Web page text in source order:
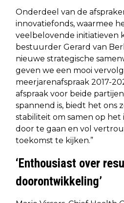
Onderdeel van de
innovatiefonds, waarmee
veelbelovende initiatieven
bestuurder Gerard van
nieuwe strategische
geven we een mooi
meerjarenafspraak 2017-
afspraak voor beide
spannend is, biedt het ons
stabiliteit om samen op het
door te gaan en vol
toekomst te kijken.”
‘Enthousiast over
doorontwikkeling’